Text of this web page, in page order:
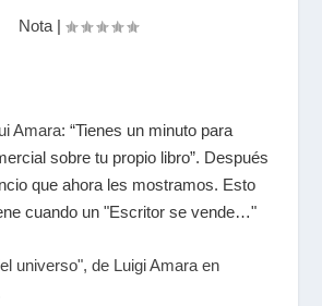
Nota|
Amara: “Tienes un minuto para
sobre tu propio libro”. Después
que ahora les mostramos. Esto
cuando un "Escritor se vende…"
universo", de Luigi Amara en